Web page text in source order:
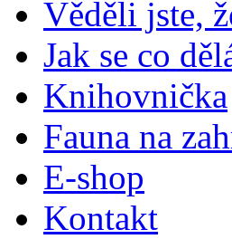
Věděli jste,
Jak se co
Knihovnička
Fauna na
E-shop
Kontakt